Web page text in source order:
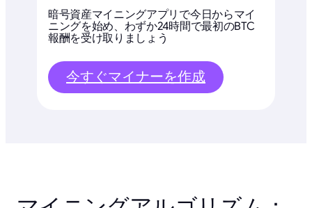
暗号資産マイニングアプリで今日からマイ
ニングを始め、わずか24時間で最初のBTC
報酬を受け取りましょう
今すぐマイナーを作成